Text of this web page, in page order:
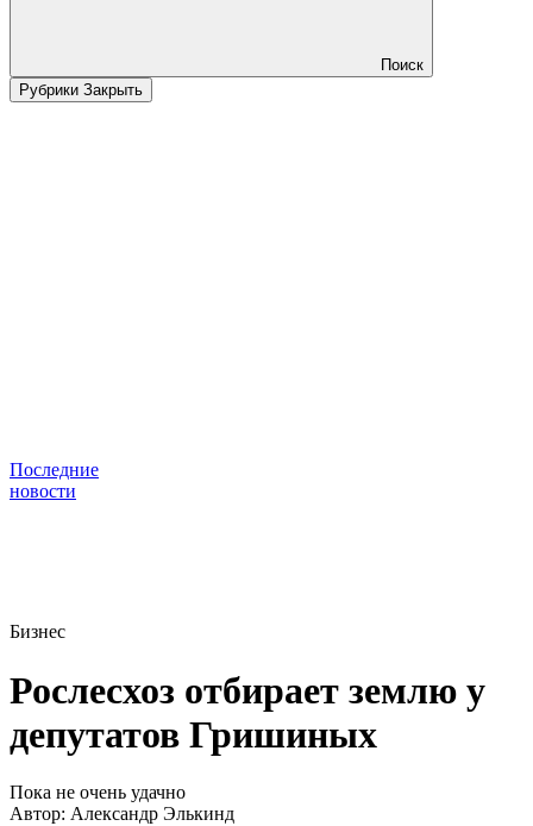
Поиск
Рубрики Закрыть
Последние
новости
Бизнес
Рослесхоз отбирает землю у
депутатов Гришиных
Пока не очень удачно
Автор: Александр Элькинд